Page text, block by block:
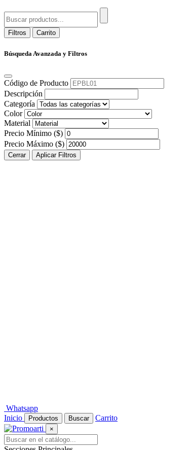
Filtros Carrito
Búsqueda Avanzada y Filtros
Código de Producto
Descripción
Categoría
Color
Material
Precio Mínimo ($)
Precio Máximo ($)
Cerrar Aplicar Filtros
Whatsapp
Inicio
Productos Buscar Carrito
×